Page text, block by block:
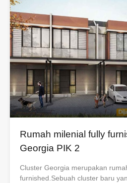
Rumah milenial fully
Georgia PIK 2
Cluster Georgia merupakan
furnished.Sebuah cluster baru